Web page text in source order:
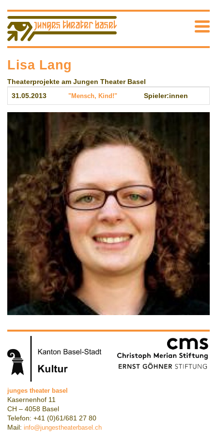
Lisa Lang
Theaterprojekte am Jungen Theater Basel
31.05.2013 "Mensch, Kind!" Spieler:innen
junges theater basel
Kasernenhof 11
CH – 4058 Basel
Telefon: +41 (0)61/681 27 80
Mail: info@jungestheaterbasel.ch